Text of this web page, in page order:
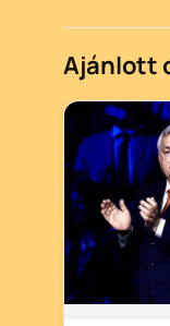
Ajánlott